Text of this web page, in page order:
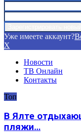
Уже имеете аккаунт?
X
Новости
ТВ Онлайн
Контакты
Топ
В Ялте
пляжи…